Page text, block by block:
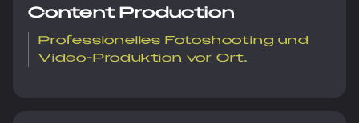
Content Production
Professionelles Fotoshooting und
Video-Produktion vor Ort.